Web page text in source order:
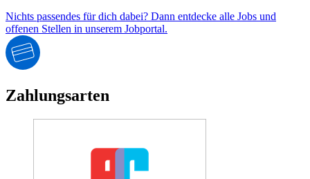
Nichts passendes für dich dabei? Dann entdecke alle Jobs und
offenen Stellen in unserem Jobportal.
Zahlungsarten